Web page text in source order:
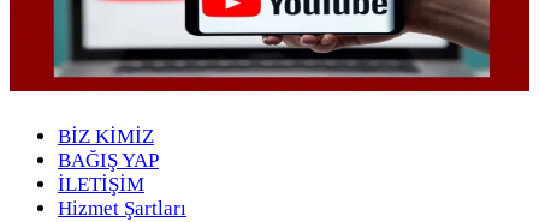
BİZ KİMİZ
BAĞIŞ YAP
İLETİŞİM
Hizmet Şartları